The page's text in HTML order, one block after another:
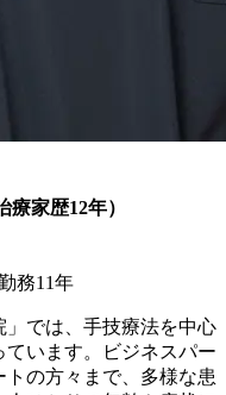
家歴12年）
務11年
では、手技療法を中心
います。ビジネスパー
の方々まで、多様な患